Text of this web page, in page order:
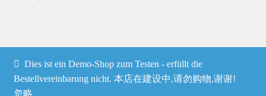
© Heima online 2026
Dies ist ein Demo-Shop zum Testen - erfüllt die
Bestellvereinbarung nicht. 本店在建设中,请勿购物,谢谢!
忽略